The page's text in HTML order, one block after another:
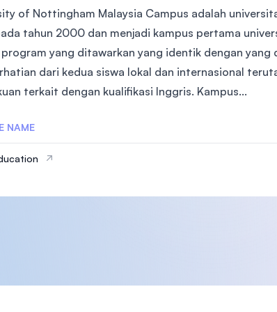
of Nottingham Malaysia Campus adalah
tahun 2000 dan menjadi kampus pertama
yang ditawarkan yang identik dengan
dari kedua siswa lokal dan internasional
terkait dengan kualifikasi Inggris. Kampus...
NAME